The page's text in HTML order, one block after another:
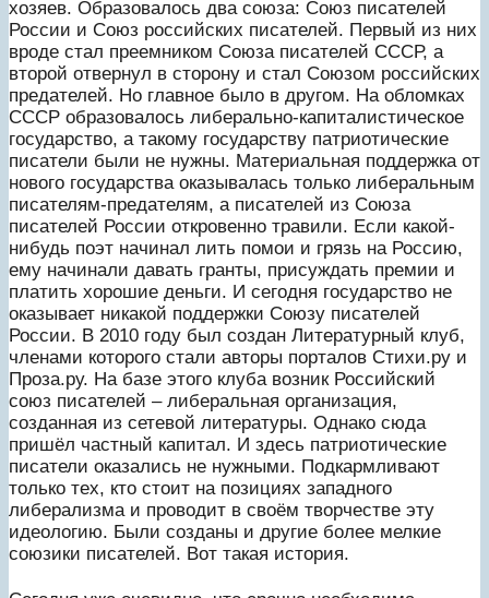
хозяев. Образовалось два союза: Союз писателей
России и Союз российских писателей. Первый из них
вроде стал преемником Союза писателей СССР, а
второй отвернул в сторону и стал Союзом российских
предателей. Но главное было в другом. На обломках
СССР образовалось либерально-капиталистическое
государство, а такому государству патриотические
писатели были не нужны. Материальная поддержка от
нового государства оказывалась только либеральным
писателям-предателям, а писателей из Союза
писателей России откровенно травили. Если какой-
нибудь поэт начинал лить помои и грязь на Россию,
ему начинали давать гранты, присуждать премии и
платить хорошие деньги. И сегодня государство не
оказывает никакой поддержки Союзу писателей
России. В 2010 году был создан Литературный клуб,
членами которого стали авторы порталов Стихи.ру и
Проза.ру. На базе этого клуба возник Российский
союз писателей – либеральная организация,
созданная из сетевой литературы. Однако сюда
пришёл частный капитал. И здесь патриотические
писатели оказались не нужными. Подкармливают
только тех, кто стоит на позициях западного
либерализма и проводит в своём творчестве эту
идеологию. Были созданы и другие более мелкие
союзики писателей. Вот такая история.